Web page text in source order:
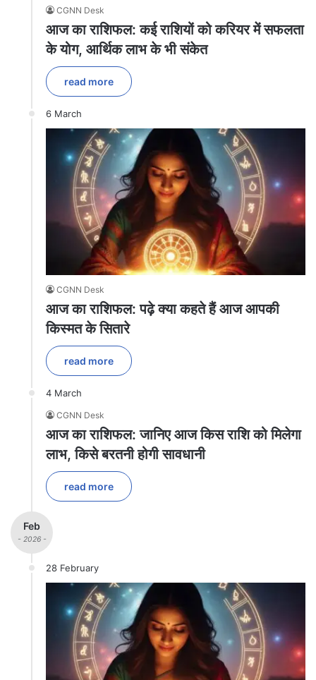
CGNN Desk
आज का राशिफल: कई राशियों को करियर में सफलता
के योग, आर्थिक लाभ के भी संकेत
read more
6 March
CGNN Desk
आज का राशिफल: पढ़े क्या कहते हैं आज आपकी
किस्मत के सितारे
read more
4 March
CGNN Desk
आज का राशिफल: जानिए आज किस राशि को मिलेगा
लाभ, किसे बरतनी होगी सावधानी
read more
Feb
- 2026 -
28 February